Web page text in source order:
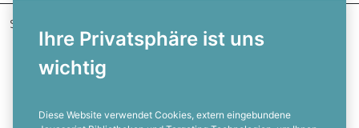
Ihre Privatsphäre ist uns
wichtig
Diese Website verwendet Cookies, extern eingebundene
Startseite
Einladungskarten Geburtstag
Gartenparty
Einladungkarten zur Geburtstags-